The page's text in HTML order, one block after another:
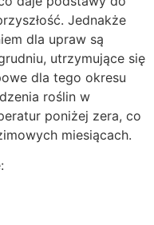
Jednakże
dla upraw są
utrzymujące się
dla tego okresu
roślin w
poniżej zera, co
miesiącach.